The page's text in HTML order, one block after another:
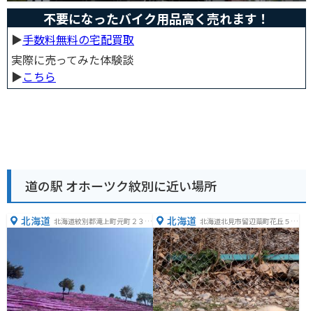
不要になったバイク用品高く売れます！
▶︎手数料無料の宅配買取
実際に売ってみた体験談
▶︎こちら
道の駅 オホーツク紋別に近い場所
北海道 北海道紋別郡滝上町元町２３５
北海道 北海道北見市留辺蘂町花丘５２
−１